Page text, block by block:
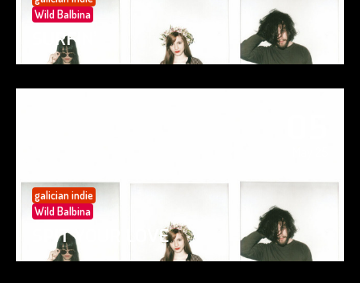
Wild Balbina
SURFIN’
galician indie
Wild Balbina
SPIT YOUR LOVE